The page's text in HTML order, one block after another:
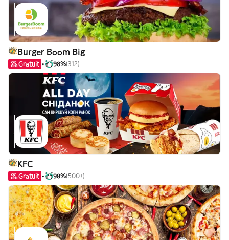
Burger Boom Big
Gratuit 98%(312)
KFC
Gratuit 98%(500+)